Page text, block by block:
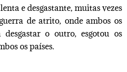
e desgastante, muitas vezes
de atrito, onde ambos os
desgastar o outro, esgotou os
os países.